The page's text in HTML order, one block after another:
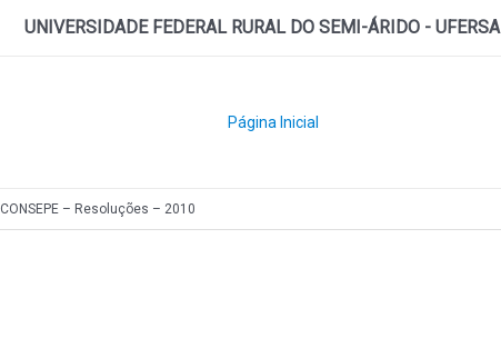
UNIVERSIDADE FEDERAL RURAL DO SEMI-ÁRIDO - UFERSA
Página Inicial
CONSEPE – Resoluções – 2010